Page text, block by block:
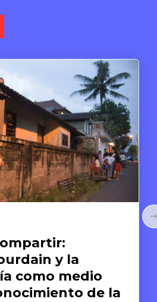
El arte como
reparación: el caso
Museo de la Memoria
Derechos Humanos